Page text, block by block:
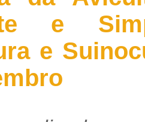
e
e